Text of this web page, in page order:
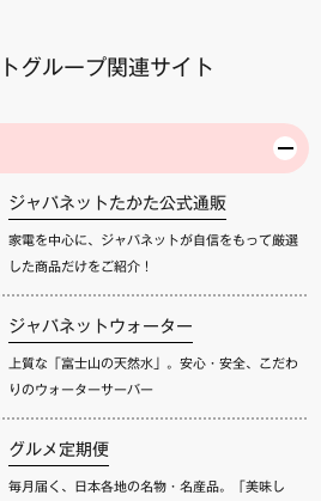
グループ関連サイト
ジャパネットたかた公式通販
家電を中心に、ジャパネットが自信をもって厳選
した商品だけをご紹介！
ジャパネットウォーター
上質な「富士山の天然水」。安心・安全、こだわ
りのウォーターサーバー
グルメ定期便
毎月届く、日本各地の名物・名産品。「美味し